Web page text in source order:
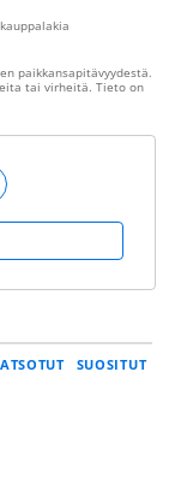
paikkansapitävyydestä.
tai virheitä. Tieto on
SUOSITUT